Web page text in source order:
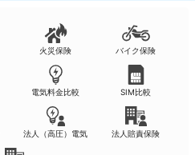
火災保険 バイク保険
電気料金比較 SIM比較
法人（高圧）電気 法人賠責保険